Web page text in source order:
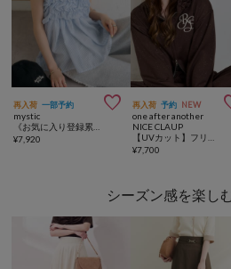
再入荷 一部予約 
mystic
¥7,920
再入荷 予約 NEW
one after another
NICE CLAUP
¥7,700
シーズン感を楽し